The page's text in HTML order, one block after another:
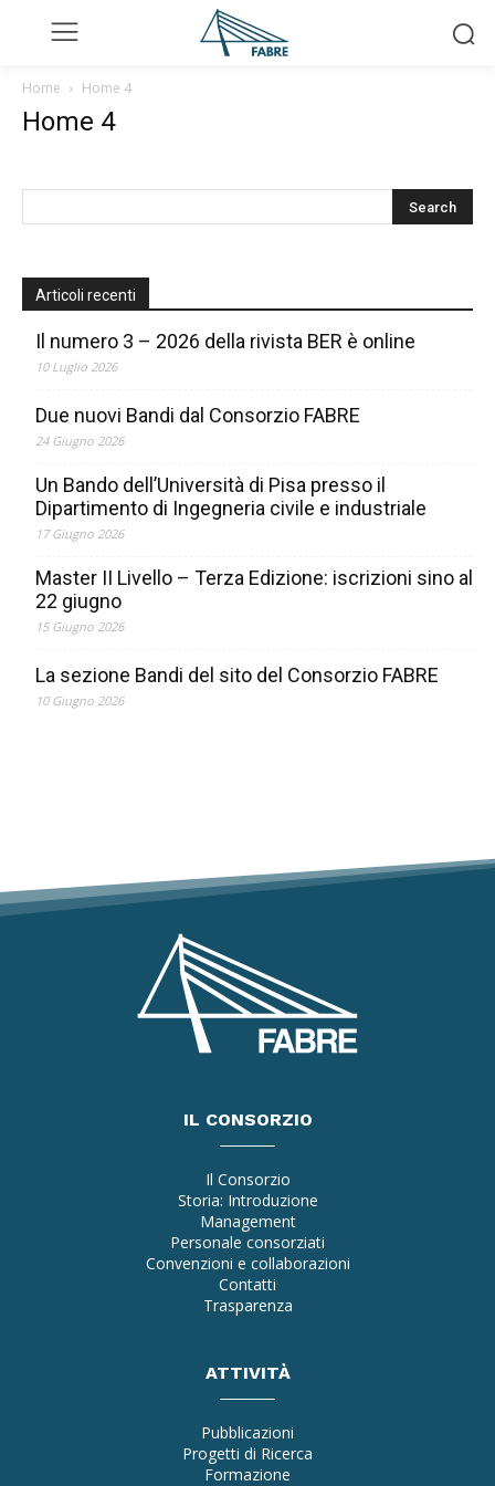
Home Home 4
Home 4
Articoli recenti
Il numero 3 – 2026 della rivista BER è online
10 Luglio 2026
Due nuovi Bandi dal Consorzio FABRE
24 Giugno 2026
Un Bando dell’Università di Pisa presso il
Dipartimento di Ingegneria civile e industriale
17 Giugno 2026
Master II Livello – Terza Edizione: iscrizioni sino al
22 giugno
15 Giugno 2026
La sezione Bandi del sito del Consorzio FABRE
10 Giugno 2026
IL CONSORZIO
Il Consorzio
Storia: Introduzione
Management
Personale consorziati
Convenzioni e collaborazioni
Contatti
Trasparenza
ATTIVITÀ
Pubblicazioni
Progetti di Ricerca
Formazione